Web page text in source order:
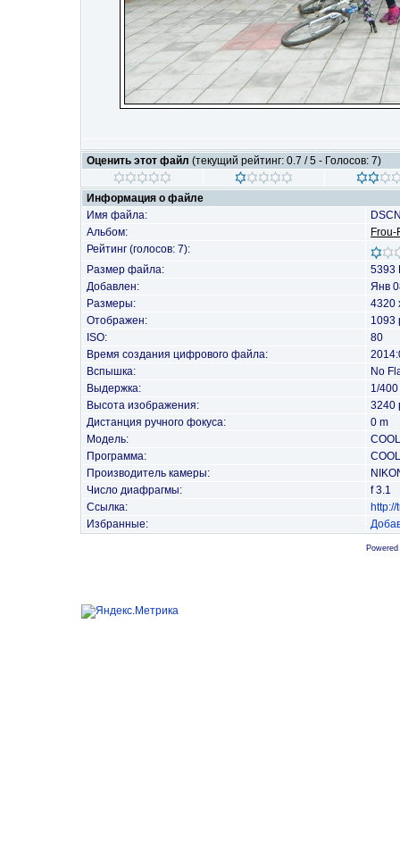
Оценить этот файл (текущий рейтинг: 0.7 / 5 - Голосов: 7)
Информация о файле
Имя файла:
Альбом:
Frou-
Рейтинг (голосов: 7):
Размер файла:
5393
Добавлен:
Янв
Размеры:
4320
Отображен:
1093
ISO:
80
Время создания цифрового файла:
Вспышка:
No
Выдержка:
1/
Высота изображения:
3240
Дистанция ручного фокуса:
0 m
Модель:
Программа:
Производитель камеры:
Число диафрагмы:
f 3.1
Ссылка:
Избранные: